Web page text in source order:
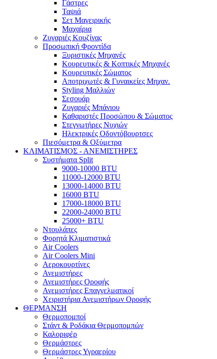
Γάστρες
Ταψιά
Σετ Μαγειρικής
Μαχαίρια
Ζυγαριές Κουζίνας
Προσωπική Φροντίδα
Ξυριστικές Μηχανές
Κουρευτικές & Κοπτικές Μηχανές
Κουρευτικές Σώματος
Αποτριχωτές & Γυναικείες Μηχαν.
Styling Μαλλιών
Σεσουάρ
Ζυγαριές Μπάνιου
Καθαριστές Προσώπου & Σώματος
Στεγνωτήρες Νυχιών
Ηλεκτρικές Οδοντόβουρτσες
Πιεσόμετρα & Οξύμετρα
ΚΛΙΜΑΤΙΣΜΟΣ - ΑΝΕΜΙΣΤΗΡΕΣ
Συστήματα Split
9000-10000 BTU
11000-12000 BTU
13000-14000 BTU
16000 BTU
17000-18000 BTU
22000-24000 BTU
25000+ BTU
Ντουλάπες
Φορητά Κλιματιστικά
Air Coolers
Air Coolers Mini
Αεροκουρτίνες
Ανεμιστήρες
Ανεμιστήρες Οροφής
Ανεμιστήρες Επαγγελματικοί
Χειριστήρια Ανεμιστήρων Οροφής
ΘΕΡΜΑΝΣΗ
Θερμοπομποί
Στάντ & Ροδάκια Θερμοπομπών
Καλοριφέρ
Θερμάστρες
Θερμάστρες Υγραερίου